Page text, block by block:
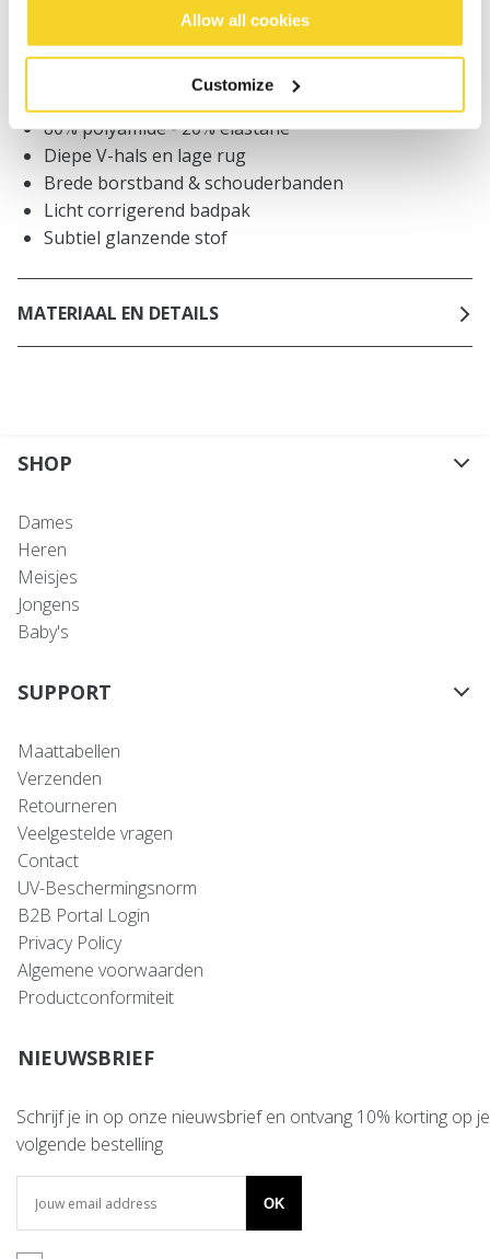
Allow all cookies
Customize
BESCHRIJVING
80% polyamide - 20% elastane
Diepe V-hals en lage rug
Brede borstband & schouderbanden
Licht corrigerend badpak
Subtiel glanzende stof
MATERIAAL EN DETAILS
SHOP
Dames
Heren
Meisjes
Jongens
Baby's
SUPPORT
Maattabellen
Verzenden
Retourneren
Veelgestelde vragen
Contact
UV-Beschermingsnorm
B2B Portal Login
Privacy Policy
Algemene voorwaarden
Productconformiteit
NIEUWSBRIEF
Schrijf je in op onze nieuwsbrief en ontvang 10% korting op je
volgende bestelling
OK